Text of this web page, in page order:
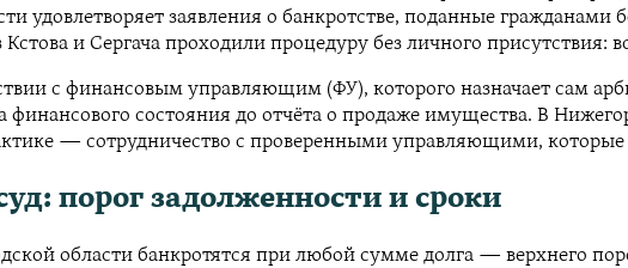
удовлетворяет заявления о банкротстве, поданные
и Сергача проходили процедуру без личного присутствия:
с финансовым управляющим (ФУ), которого назначает сам
финансового состояния до отчёта о продаже имущества. В
— сотрудничество с проверенными управляющими, которые
порог задолженности и сроки
области банкротятся при любой сумме долга — верхнего